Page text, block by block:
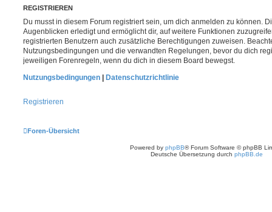
REGISTRIEREN
Du musst in diesem Forum registriert sein, um dich anmelden zu können.
Augenblicken erledigt und ermöglicht dir, auf weitere Funktionen
registrierten Benutzern auch zusätzliche Berechtigungen zuweisen.
Nutzungsbedingungen und die verwandten Regelungen, bevor du dich
jeweiligen Forenregeln, wenn du dich in diesem Board bewegst.
Nutzungsbedingungen
Datenschutzrichtlinie
Registrieren
Foren-Übersicht
Powered by phpBB® Forum Software © phpBB
Deutsche Übersetzung durch phpBB.de